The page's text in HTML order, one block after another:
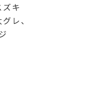
キ
レ、